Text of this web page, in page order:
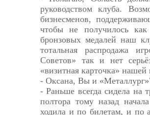
руководством клуба.
бизнесменов,
чтобы не получилось
бронзовых медалей наш
тотальная распродажа
Советов» так и нет
«визитная карточка» нашей
- Оксана, Вы и
- Раньше всегда сидела на
полтора тому назад
ходила и по билетам, и по